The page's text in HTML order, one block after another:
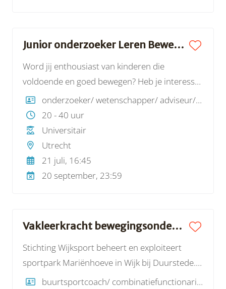
met een collega zorg voor de aansturing van
Junior onderzoeker Leren Bewegen | Mulier Instituut
Word jij enthousiast van kinderen die
voldoende en goed bewegen? Heb je interesse
in thema’s zoals bewegen bij jonge kinderen (0-
4 jaar), (leren) fietsen, buitenspelen en
bewegen in en om school? En krijg je energie
van werken met kwantitatieve en kwalitatieve
data? Dan ben jij de nieuwe junior onderzoeker
die we zoeken!
onderzoeker/ wetenschapper/ adviseur/ consultant
20 - 40 uur
Universitair
Utrecht
21 juli, 16:45
20 september, 23:59
Vakleerkracht bewegingsonderwijs / buurtsportcoach | Stichting Wijksport
Stichting Wijksport beheert en exploiteert
sportpark Mariënhoeve in Wijk bij Duurstede.
Een sportpark met een groot aantal velden
buurtsportcoach/ combinatiefunctionaris, vakdocent LO (basis- en middelbaar onderwijs)